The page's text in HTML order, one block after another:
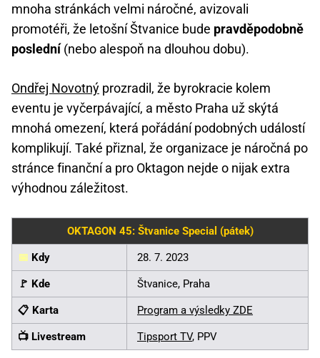
mnoha stránkách velmi náročné, avizovali
promotéři, že letošní Štvanice bude pravděpodobně
poslední(nebo alespoň na dlouhou dobu).
Ondřej Novotný prozradil, že byrokracie kolem
eventu je vyčerpávající, a město Praha už skýtá
mnohá omezení, která pořádání podobných událostí
komplikují. Také přiznal, že organizace je náročná po
stránce finanční a pro Oktagon nejde o nijak extra
výhodnou záležitost.
OKTAGON 45: Štvanice Special (pátek)
📅 Kdy 28. 7. 2023
🚩 Kde Štvanice, Praha
📋 Karta Program a výsledky ZDE
📺 Livestream Tipsport TV, PPV